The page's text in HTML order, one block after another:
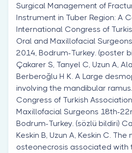
Surgical Management of
Instrument in Tuber Region: A
International Congress of
Oral and Maxillofacial
2014, Bodrum-Turkey. (poster
Çakarer S, Tanyel C, Uzun A,
Berberoğlu H K. A Large
involving the mandibular
Congress of Turkish
Maxillofacial Surgeons 18th-
Bodrum-Turkey. (sözlü bildiri)
Keskin B, Uzun A, Keskin C.
osteonecrosis associated with